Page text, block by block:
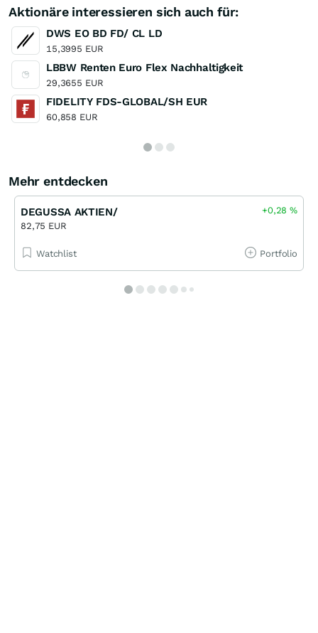
Aktionäre interessieren sich auch für:
DWS EO BD FD/ CL LD
15,3995 EUR
LBBW Renten Euro Flex Nachhaltigkeit
29,3655 EUR
FIDELITY FDS-GLOBAL/SH EUR
60,858 EUR
Mehr entdecken
DEGUSSA AKTIEN/
82,75 EUR
+0,28%
Watchlist Portfolio